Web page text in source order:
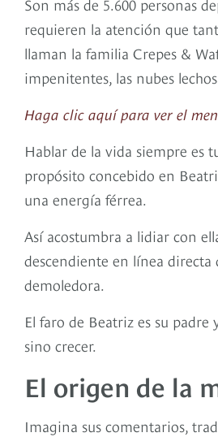
requieren la atención que
llaman la familia Crepes &
impenitentes, las nubes
Haga clic aquí para ver el
Hablar de la vida siempre es
propósito concebido en
una energía férrea.
Así acostumbra a lidiar con
descendiente en línea
demoledora.
El faro de Beatriz es su
sino crecer.
El origen de la
Imagina sus comentarios,